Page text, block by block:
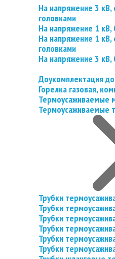
На напряжение 3
головками
На напряжение 1 кВ,
На напряжение 1
головками
На напряжение 3 кВ,
Доукомплектация
Горелка газовая,
Термоусаживаемые
Термоусаживаемые
Трубки
Трубки
Трубки
Трубки
Трубки
Трубки